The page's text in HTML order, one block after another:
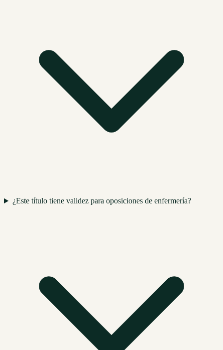
¿Este título tiene validez para oposiciones de enfermería?